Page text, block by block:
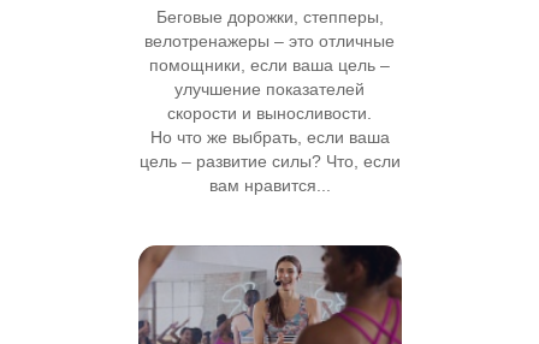
Беговые дорожки, степперы,
велотренажеры – это отличные
помощники, если ваша цель –
улучшение показателей
скорости и выносливости.
Но что же выбрать, если ваша
цель – развитие силы? Что, если
вам нравится...